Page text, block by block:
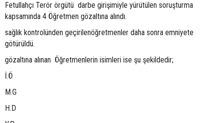
Fetullahçı Terör örgütü darbe girişimiyle yürütülen soruşturma
kapsamında 4 Öğretmen gözaltına alındı.
sağlık kontrolünden geçirilenöğretmenler daha sonra emniyete
götürüldü.
gözaltına alınan Öğretmenlerin isimleri ise şu şekildedir;
İ.Ö
M.G
H.D